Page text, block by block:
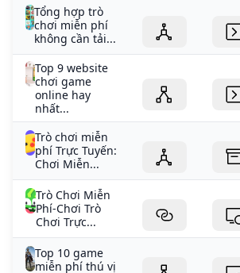
Tổng hợp trò
chơi miễn phí
không cần tải...
Top 9 website
chơi game
online hay
nhất...
Trò chơi miễn
phí Trực Tuyến:
Chơi Miễn...
Trò Chơi Miễn
Phí-Chơi Trò
Chơi Trực...
Top 10 game
miễn phí thú vị